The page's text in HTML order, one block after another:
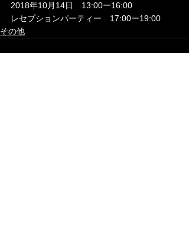
2018年10月14日　13:00ー16:00
レセプションパーティー　17:00ー19:00
その他